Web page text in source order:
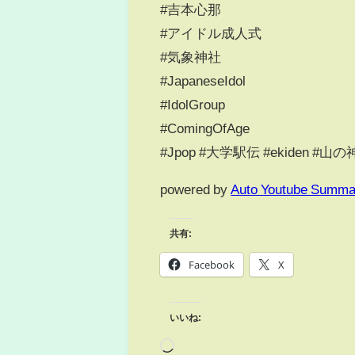
#吉本心那
#アイドル成人式
#気象神社
#JapaneseIdol
#IdolGroup
#ComingOfAge
#Jpop #大学駅伝 #ekiden #山の
powered by Auto Youtube
共有:
Facebook X
いいね: